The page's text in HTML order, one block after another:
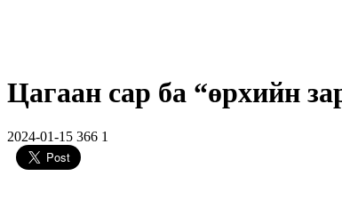
Цагаан сар ба “өрхийн
2024-01-15 366 1